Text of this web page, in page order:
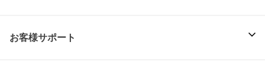
お客様サポート